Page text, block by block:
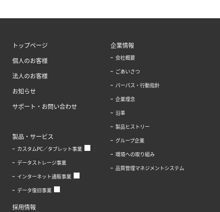
トップページ
個人のお客様
法人のお客様
お知らせ
サポート・お問い合わせ
製品・サービス
カスタムPC／タブレット事業
データストレージ事業
インターネット通販事業
データ復旧事業
企業情報
会社概要
ごあいさつ
パーパス・行動指針
企業理念
沿革
製品ヒストリー
グループ企業
環境への取り組み
品質管理マネジメントシステム
採用情報